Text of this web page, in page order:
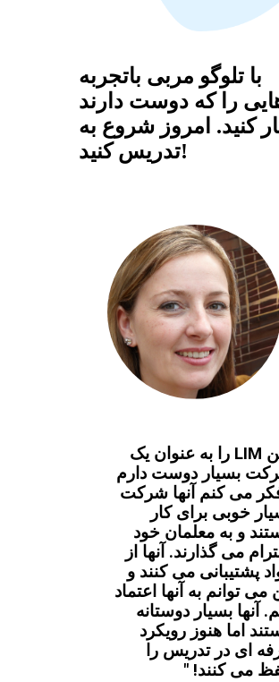
با تلوگو مربی باتجربه
را که دوست دارند
کنید. امروز شروع به
تدریس کنید!
"من LIM را به عنوان یک
بسیار دوست دارم
می کنم آنها شرکت
خوبی برای کار
و به معلمان خود
می گذارند. آنها از
پشتیبانی می کنند و
می توانم به آنها اعتماد
آنها بسیار دوستانه
اما هنوز رویکرد
ای در تدریس را
می کنند! "